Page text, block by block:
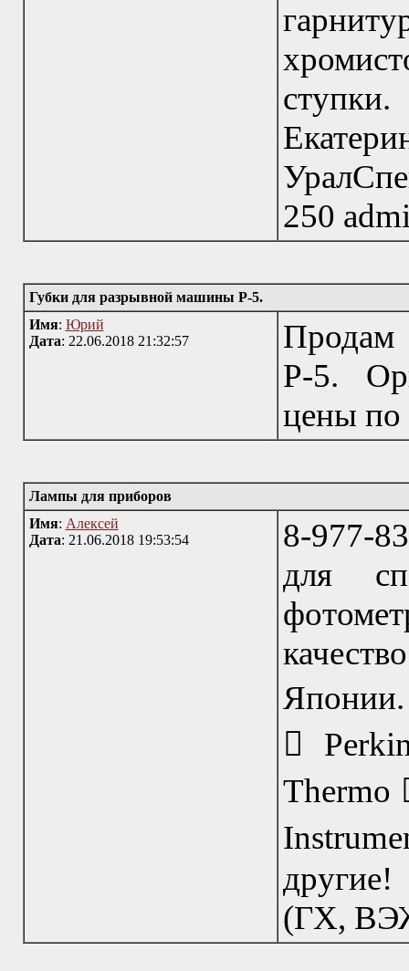
250
Губки для разрывной машины Р-5.
Имя: Юрий
Дата: 22.06.2018 21:32:57
Продам
Р-5.
цены по
Лампы для приборов
Имя: Алексей
Дата: 21.06.2018 19:53:54
8-977-
для

Thermo
(ГХ,